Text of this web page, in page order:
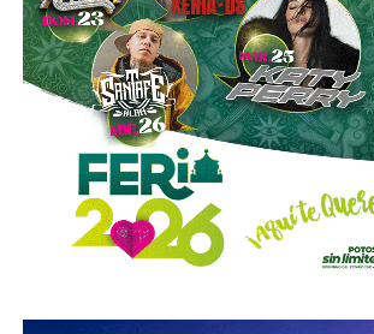
prestar el servicio de transporte en San
También lee:Ya es oficial: MiTaxi será la
de transporte de la Fenapo 2026